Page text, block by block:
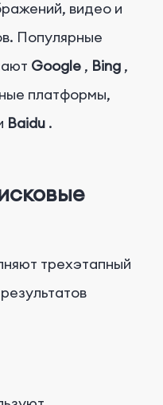
видео и
Популярные
Google , Bing ,
платформы,
Baidu .
трехэтапный